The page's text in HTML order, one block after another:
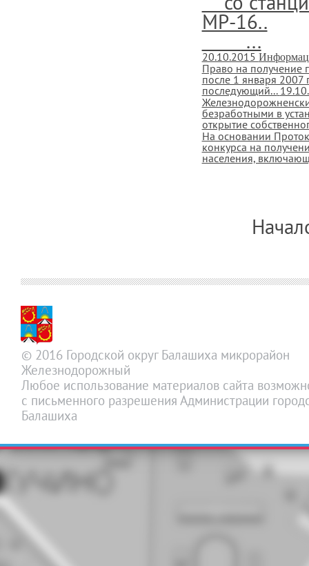
МР-16..
...
20.10.2015
Право на получение
после 1 января 2007
последующий...
безработными в
открытие
На основании
конкурса на
населения,
© 2016 Городской округ Балашиха микрорайон
Железнодорожный
Любое использование материалов сайта
с письменного разрешения Администрации
Балашиха